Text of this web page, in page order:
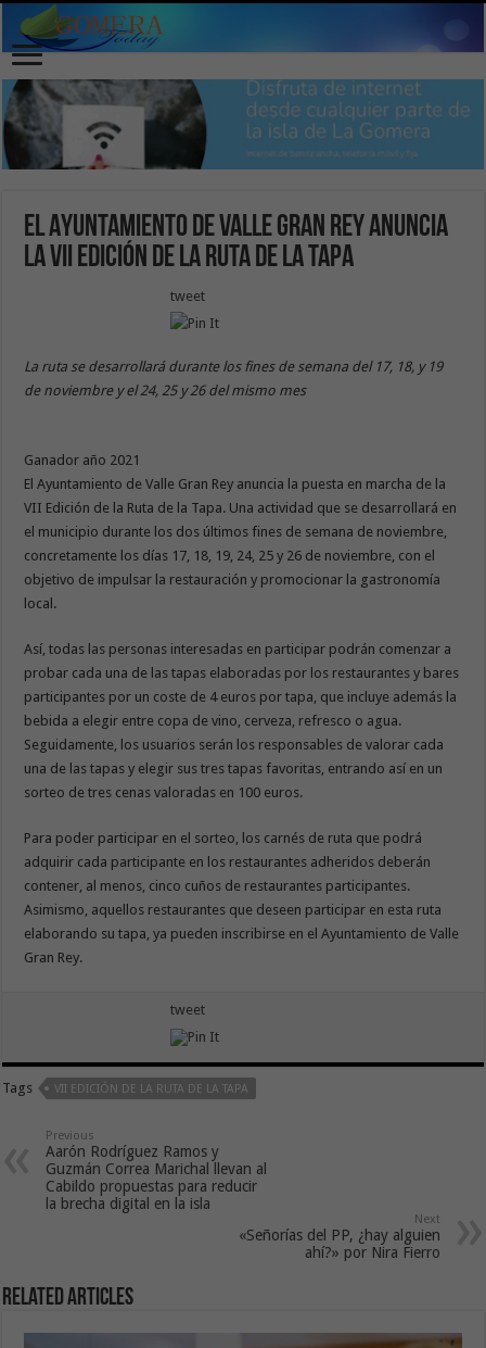
El Ayuntamiento de Valle Gran Rey anuncia
la VII Edición de la Ruta de la Tapa
tweet
La ruta se desarrollará durante los fines de semana del 17, 18, y 19
de noviembre y el 24, 25 y 26 del mismo mes
Ganador año 2021
El Ayuntamiento de Valle Gran Rey anuncia la puesta en marcha de la
VII Edición de la Ruta de la Tapa. Una actividad que se desarrollará en
el municipio durante los dos últimos fines de semana de noviembre,
concretamente los días 17, 18, 19, 24, 25 y 26 de noviembre, con el
objetivo de impulsar la restauración y promocionar la gastronomía
local.
Así, todas las personas interesadas en participar podrán comenzar a
probar cada una de las tapas elaboradas por los restaurantes y bares
participantes por un coste de 4 euros por tapa, que incluye además la
bebida a elegir entre copa de vino, cerveza, refresco o agua.
Seguidamente, los usuarios serán los responsables de valorar cada
una de las tapas y elegir sus tres tapas favoritas, entrando así en un
sorteo de tres cenas valoradas en 100 euros.
Para poder participar en el sorteo, los carnés de ruta que podrá
adquirir cada participante en los restaurantes adheridos deberán
contener, al menos, cinco cuños de restaurantes participantes.
Asimismo, aquellos restaurantes que deseen participar en esta ruta
elaborando su tapa, ya pueden inscribirse en el Ayuntamiento de Valle
Gran Rey.
tweet
Tags VII EDICIÓN DE LA RUTA DE LA TAPA
Previous
Aarón Rodríguez Ramos y
Guzmán Correa Marichal llevan al
Cabildo propuestas para reducir
la brecha digital en la isla
Next
«Señorías del PP, ¿hay alguien
ahí?» por Nira Fierro
Related Articles